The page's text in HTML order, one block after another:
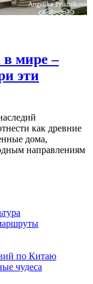
мире –
эти
как древние
дома,
направлениям
по Китаю
чудеса